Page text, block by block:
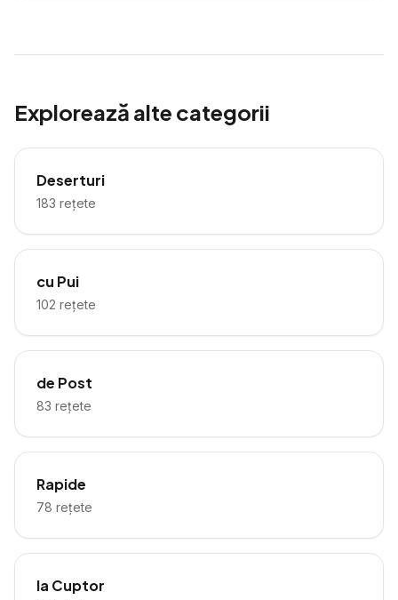
Explorează alte categorii
Deserturi
183 rețete
cu Pui
102 rețete
de Post
83 rețete
Rapide
78 rețete
la Cuptor